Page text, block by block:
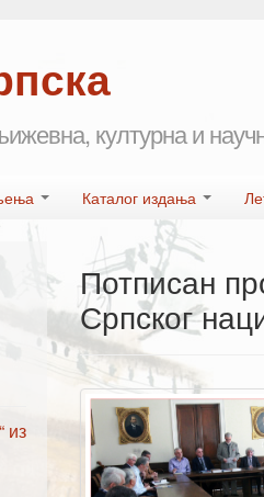
културна и
Каталог издања
Потписан
Српског
из